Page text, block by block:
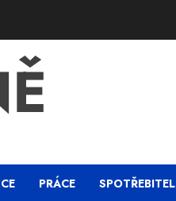
PRÁCE SPOTŘEBITEL